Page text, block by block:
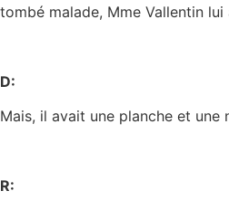
tombé malade, Mme Vallentin
D:
Mais, il avait une planche et
R: